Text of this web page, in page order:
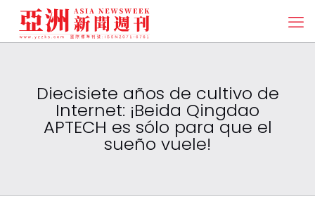
Diecisiete años de cultivo de
Internet: ¡Beida Qingdao
APTECH es sólo para que el
sueño vuele!